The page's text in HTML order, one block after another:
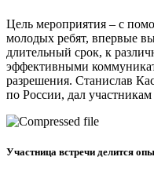
Цель мероприятия – с
молодых ребят, впервые
длительный срок, к
эффективными
разрешения. Станислав
по России, дал
Участница встречи делится